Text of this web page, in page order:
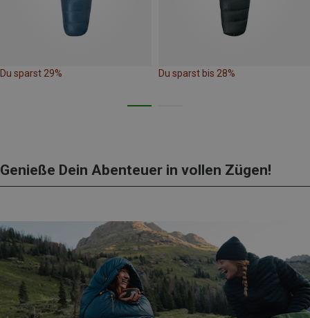
Du sparst 29% Du sparst bis 28%
Genieße Dein Abenteuer in vollen Zügen!